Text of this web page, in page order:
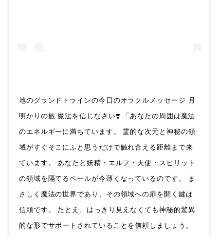
地のグランドトラインの今日のオラクルメッセージ 月
明かりの旅 魔法を信じなさい❣️ 「あなたの周囲は魔法
のエネルギーに満ちています。 霊的な次元と神秘の領
域がすぐそこにふと思うだけで触れ合える距離まで来
ています。 あなたと妖精・エルフ・天使・スピリット
の領域を隔てるベールが今薄くなっているのです。 ま
さしく魔法の世界であり、その領域への扉を開く鍵は
信頼です。 たとえ、はっきり見えなくても神秘的驚異
的な形でサポートされていることを信頼しましょう。